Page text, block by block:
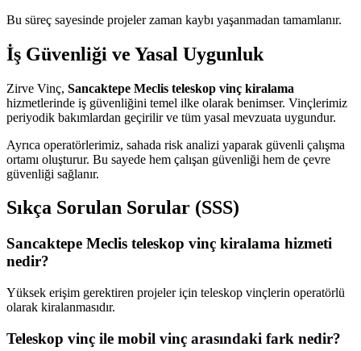
Bu süreç sayesinde projeler zaman kaybı yaşanmadan tamamlanır.
İş Güvenliği ve Yasal Uygunluk
Zirve Vinç, Sancaktepe Meclis teleskop vinç kiralama
hizmetlerinde iş güvenliğini temel ilke olarak benimser. Vinçlerimiz
periyodik bakımlardan geçirilir ve tüm yasal mevzuata uygundur.
Ayrıca operatörlerimiz, sahada risk analizi yaparak güvenli çalışma
ortamı oluşturur. Bu sayede hem çalışan güvenliği hem de çevre
güvenliği sağlanır.
Sıkça Sorulan Sorular (SSS)
Sancaktepe Meclis teleskop vinç kiralama hizmeti
nedir?
Yüksek erişim gerektiren projeler için teleskop vinçlerin operatörlü
olarak kiralanmasıdır.
Teleskop vinç ile mobil vinç arasındaki fark nedir?